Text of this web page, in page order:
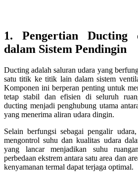
1. Pengertian Ducting
dalam Sistem Pendingin
Ducting adalah saluran udara yang
satu titik ke titik lain dalam sistem
Komponen ini berperan penting untuk
tetap stabil dan efisien di seluruh
ducting menjadi penghubung utama
yang menerima aliran udara dingin.
Selain berfungsi sebagai pengalir
mengontrol suhu dan kualitas udara
yang lancar menjadikan suhu
perbedaan ekstrem antara satu area dan
kenyamanan termal dapat terjaga optimal.